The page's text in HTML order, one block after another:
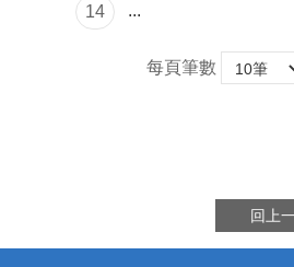
14
...
每頁筆數
回上